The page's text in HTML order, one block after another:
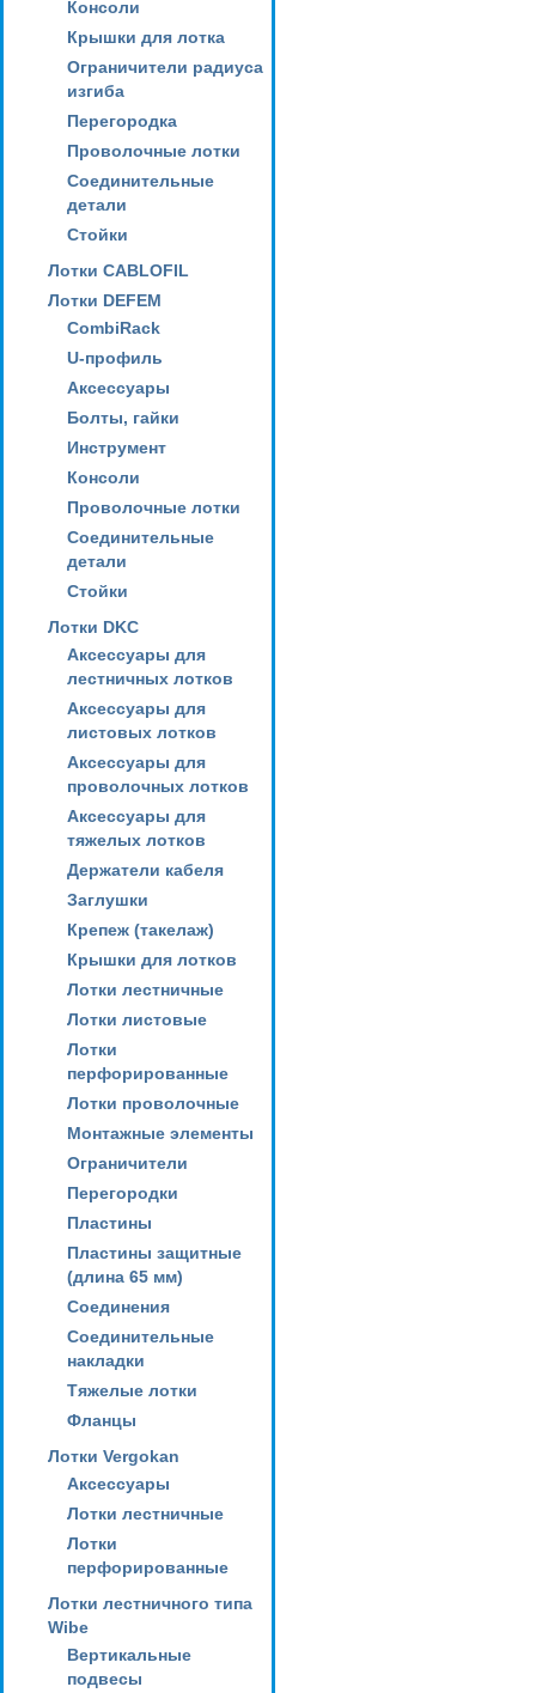
Консоли
Крышки для лотка
Ограничители радиуса
изгиба
Перегородка
Проволочные лотки
Соединительные
детали
Стойки
Лотки CABLOFIL
Лотки DEFEM
CombiRack
U-профиль
Аксессуары
Болты, гайки
Инструмент
Консоли
Проволочные лотки
Соединительные
детали
Стойки
Лотки DKC
Аксессуары для
лестничных лотков
Аксессуары для
листовых лотков
Аксессуары для
проволочных лотков
Аксессуары для
тяжелых лотков
Держатели кабеля
Заглушки
Крепеж (такелаж)
Крышки для лотков
Лотки лестничные
Лотки листовые
Лотки
перфорированные
Лотки проволочные
Монтажные элементы
Ограничители
Перегородки
Пластины
Пластины защитные
(длина 65 мм)
Соединения
Соединительные
накладки
Тяжелые лотки
Фланцы
Лотки Vergokan
Аксессуары
Лотки лестничные
Лотки
перфорированные
Лотки лестничного типа
Wibe
Вертикальные
подвесы